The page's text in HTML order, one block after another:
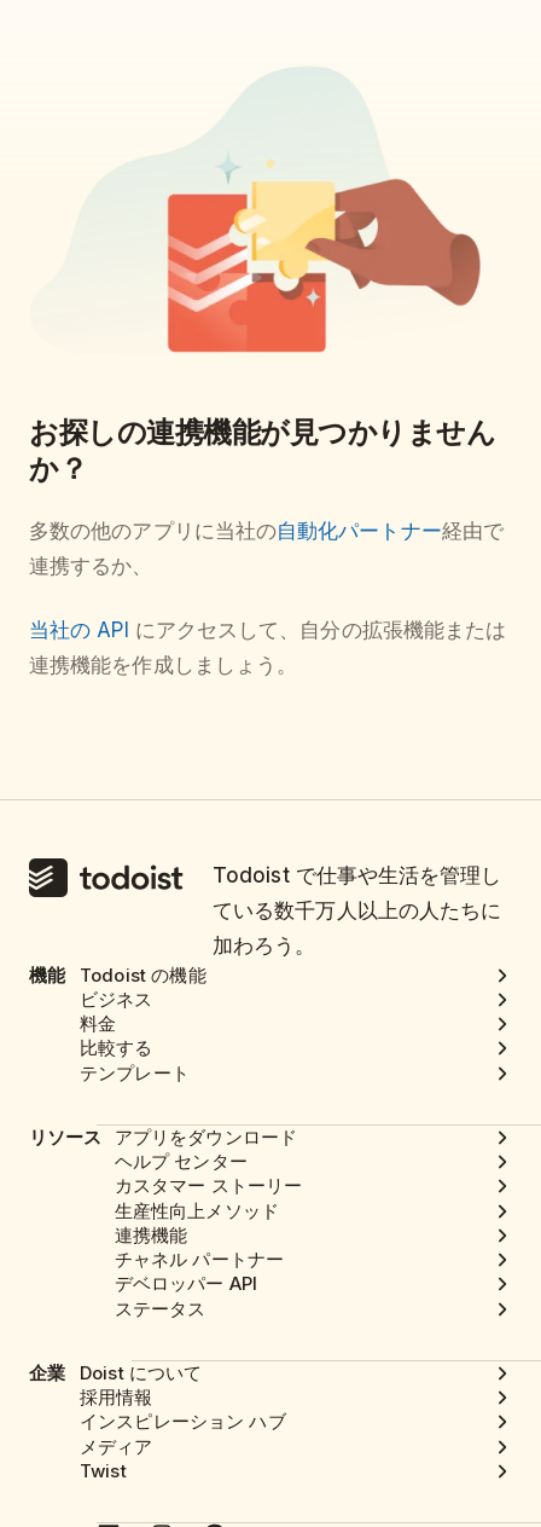
お探しの連携機能が見つかりません
か？
多数の他のアプリに当社の自動化パートナー経由で
連携するか、
当社の API にアクセスして、自分の拡張機能または
連携機能を作成しましょう。
Todoist で仕事や生活を管理し
ている数千万人以上の人たちに
加わろう。
機能
Todoist の機能
ビジネス
料金
比較する
テンプレート
リソース
アプリをダウンロード
ヘルプ センター
カスタマー ストーリー
生産性向上メソッド
連携機能
チャネル パートナー
デベロッパー API
ステータス
企業
Doist について
採用情報
インスピレーション ハブ
メディア
Twist